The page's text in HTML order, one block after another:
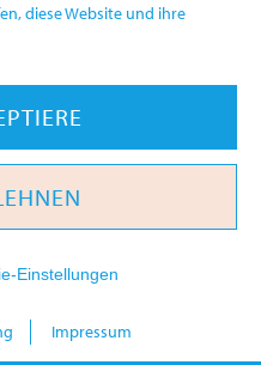
diese Website und ihre
Einstellungen
Impressum